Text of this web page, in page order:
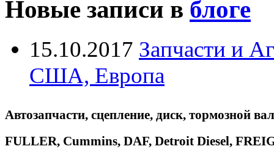
Новые записи в блоге
15.10.2017 Запчасти и
США, Европа
Автозапчасти, сцепление, диск, тормозной
FULLER, Cummins, DAF, Detroit Diesel,